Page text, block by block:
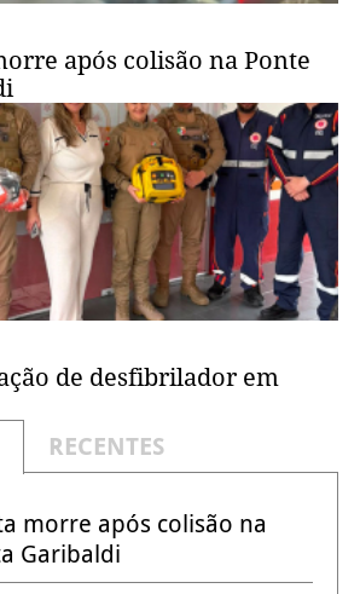
após colisão na Ponte
de desfibrilador em
RECENTES
morre após colisão na
Garibaldi